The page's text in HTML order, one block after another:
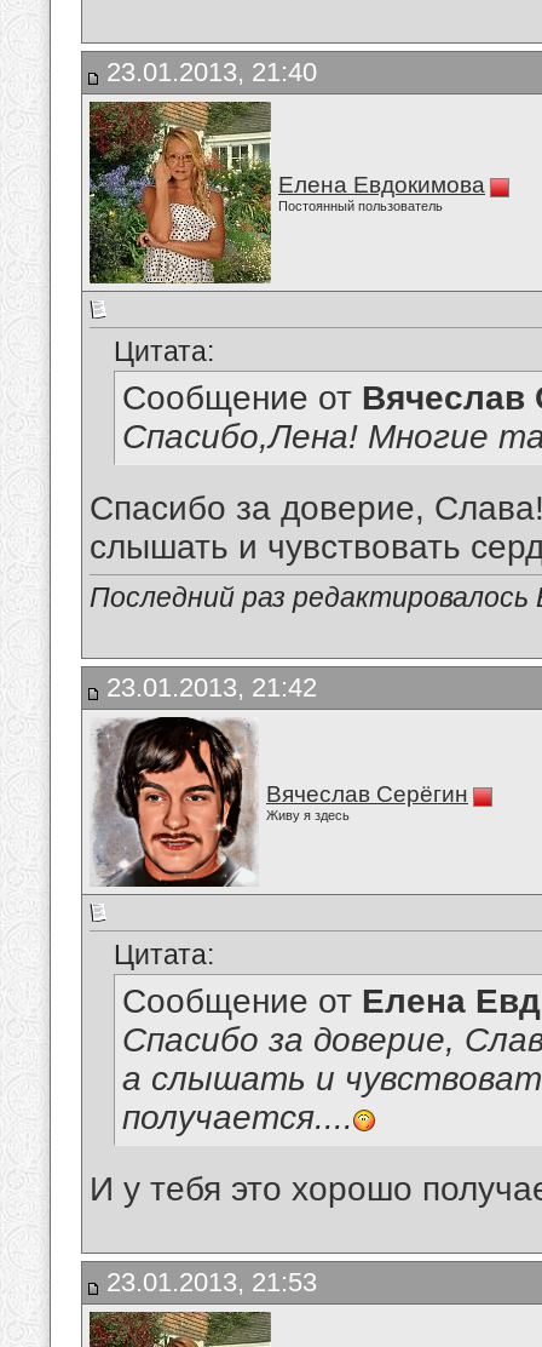
23.01.2013, 21:40
Елена Евдокимова
Постоянный пользователь
Цитата:
Сообщение от Вячеслав
Спасибо,Лена! Многие
Спасибо за доверие,
слышать и чувствовать
Последний раз
23.01.2013, 21:42
Вячеслав Серёгин
Живу я здесь
Цитата:
Сообщение от Елена
Спасибо за доверие,
а слышать и
получается....
И у тебя это хорошо
23.01.2013, 21:53